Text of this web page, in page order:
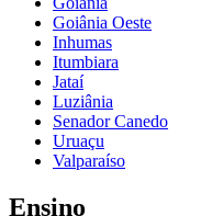
Goiânia Oeste
Inhumas
Itumbiara
Jataí
Luziânia
Senador Canedo
Uruaçu
Valparaíso
Ensino